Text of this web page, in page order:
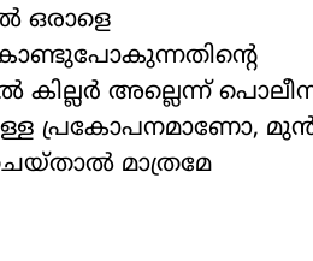
ഒരാളെ
കില്ലർ അല്ലെന്ന്
പ്രകോപനമാണോ,
മാത്രമേ